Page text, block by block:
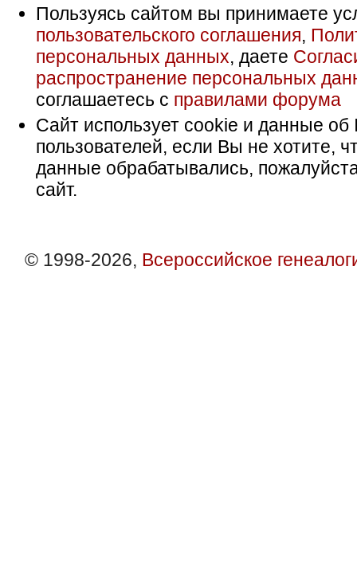
Пользуясь сайтом вы принимаете
пользовательского соглашения,
персональных данных, даете
распространение персональных
соглашаетесь с правилами форума
Сайт использует cookie и данные об
пользователей, если Вы не хотите,
данные обрабатывались,
сайт.
© 1998-2026, Всероссийское